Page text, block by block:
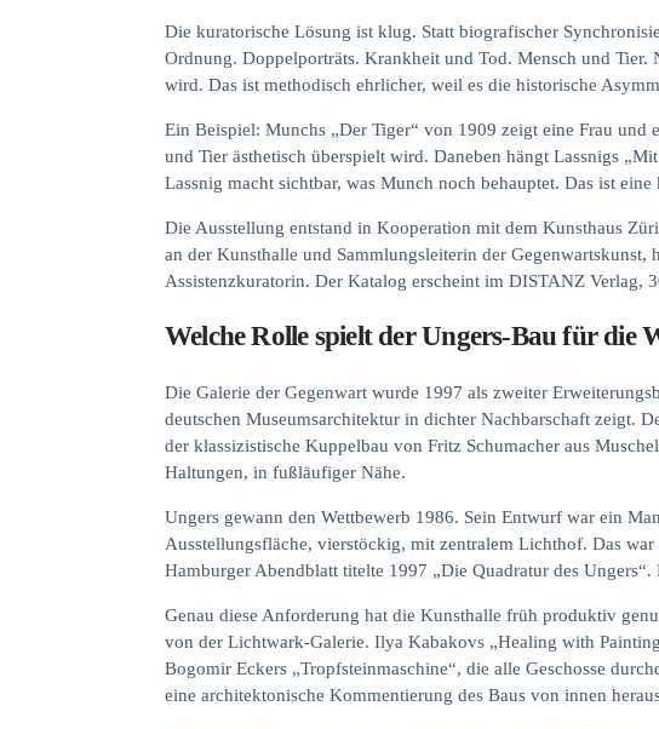
Die kuratorische Lösung ist klug. Statt biografischer
Ordnung. Doppelporträts. Krankheit und Tod. Mensch und
wird. Das ist methodisch ehrlicher, weil es die historische
Ein Beispiel: Munchs „Der Tiger“ von 1909 zeigt eine Frau
und Tier ästhetisch überspielt wird. Daneben hängt Lassnigs
Lassnig macht sichtbar, was Munch noch behauptet. Das ist
Die Ausstellung entstand in Kooperation mit dem Kunsthaus
an der Kunsthalle und Sammlungsleiterin der
Assistenzkuratorin. Der Katalog erscheint im DISTANZ Verlag,
Welche Rolle spielt der Ungers-Bau für die
Die Galerie der Gegenwart wurde 1997 als zweiter
deutschen Museumsarchitektur in dichter Nachbarschaft zeigt.
der klassizistische Kuppelbau von Fritz Schumacher aus
Haltungen, in fußläufiger Nähe.
Ungers gewann den Wettbewerb 1986. Sein Entwurf war ein
Ausstellungsfläche, vierstöckig, mit zentralem Lichthof. Das
Hamburger Abendblatt titelte 1997 „Die Quadratur des
Genau diese Anforderung hat die Kunsthalle früh produktiv
von der Lichtwark-Galerie. Ilya Kabakovs „Healing with
Bogomir Eckers „Tropfsteinmaschine“, die alle Geschosse
eine architektonische Kommentierung des Baus von innen